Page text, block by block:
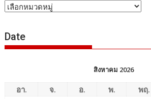
หัวข้อ
Date
สิงหาคม 2026
อา. จ. อ. พ. พฤ.